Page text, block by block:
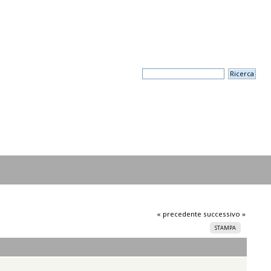
« precedente successivo »
STAMPA